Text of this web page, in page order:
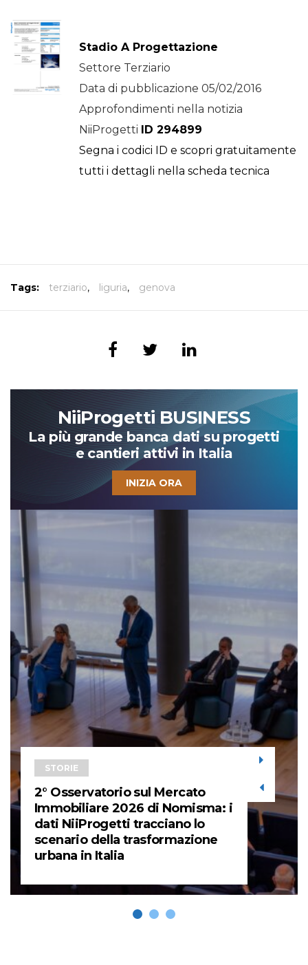
Stadio A Progettazione
Settore Terziario
Data di pubblicazione 05/02/2016
Approfondimenti nella notizia
NiiProgetti ID 294899
Segna i codici ID e scopri gratuitamente
tutti i dettagli nella scheda tecnica
Tags: terziario, liguria, genova
NiiProgetti BUSINESS
La più grande banca dati su progetti
e cantieri attivi in Italia
INIZIA ORA
STORIE
2° Osservatorio sul Mercato
Immobiliare 2026 di Nomisma: i
dati NiiProgetti tracciano lo
scenario della trasformazione
urbana in Italia